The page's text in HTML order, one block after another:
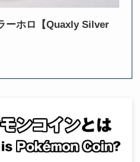
ーホロ【Quaxly Silver